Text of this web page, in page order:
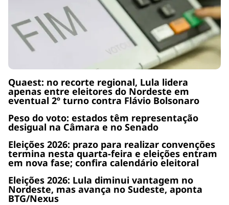
Quaest: no recorte regional, Lula lidera
apenas entre eleitores do Nordeste em
eventual 2º turno contra Flávio Bolsonaro
Peso do voto: estados têm representação
desigual na Câmara e no Senado
Eleições 2026: prazo para realizar convenções
termina nesta quarta-feira e eleições entram
em nova fase; confira calendário eleitoral
Eleições 2026: Lula diminui vantagem no
Nordeste, mas avança no Sudeste, aponta
BTG/Nexus